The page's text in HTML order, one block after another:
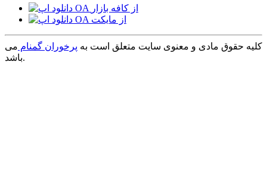
کلیه حقوق مادی و معنوی سایت متعلق است به پرخوران گمنام می
باشد.